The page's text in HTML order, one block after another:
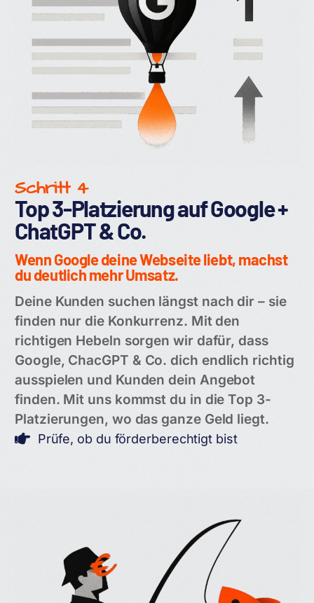
Schritt 4
Top 3-Platzierung auf Google +
ChatGPT & Co.
Wenn Google deine Webseite liebt, machst
du deutlich mehr Umsatz.
Deine Kunden suchen längst nach dir – sie
finden nur die Konkurrenz. Mit den
richtigen Hebeln sorgen wir dafür, dass
Google, ChacGPT & Co. dich endlich richtig
ausspielen und Kunden dein Angebot
finden. Mit uns kommst du in die Top 3-
Platzierungen, wo das ganze Geld liegt.
Prüfe, ob du förderberechtigt bist